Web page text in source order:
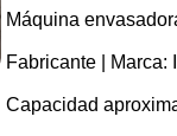
Máquina
Fabricante | Marca:
Capacidad